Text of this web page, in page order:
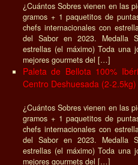
¿Cuántos Sobres vienen en las
gramos + 1 paquetitos de
chefs internacionales con
del Sabor en 2023. Medalla
estrellas (el máximo) Toda una
mejores gourmets del […]
Paleta de Bellota 100%
Centro Deshuesada (2-2.5kg)
¿Cuántos Sobres vienen en las
gramos + 1 paquetitos de
chefs internacionales con
del Sabor en 2023. Medalla
estrellas (el máximo) Toda una
mejores gourmets del […]